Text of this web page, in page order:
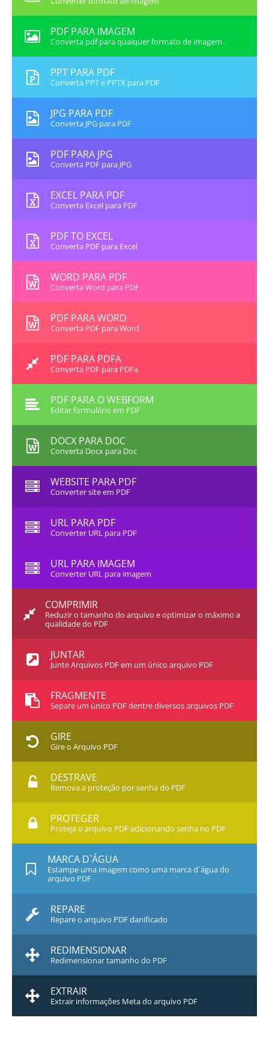
PDF PARA IMAGEM
Converta pdf para qualquer formato de imagem
PPT PARA PDF
Converta PPT e PPTX para PDF
JPG PARA PDF
Converta JPG para PDF
PDF PARA JPG
Converta PDF para JPG
EXCEL PARA PDF
Converta Excel para PDF
PDF TO EXCEL
Converta PDF para Excel
WORD PARA PDF
Converta Word para PDF
PDF PARA WORD
Converta PDF para Word
PDF PARA PDFA
Converta PDF para PDFa
PDF PARA O WEBFORM
Editar formulário em PDF
DOCX PARA DOC
Converta Docx para Doc
WEBSITE PARA PDF
Converter site em PDF
URL PARA PDF
Converter URL para PDF
URL PARA IMAGEM
Converter URL para imagem
COMPRIMIR
Reduzir o tamanho do arquivo e optimizar o máximo a
qualidade do PDF
JUNTAR
Junte Arquivos PDF em um único arquivo PDF
FRAGMENTE
Separe um único PDF dentre diversos arquivos PDF
GIRE
Gire o Arquivo PDF
DESTRAVE
Remova a proteção por senha do PDF
PROTEGER
Proteja o arquivo PDF adicionando senha no PDF
MARCA D`ÁGUA
Estampe uma imagem como uma marca d`água do
arquivo PDF
REPARE
Repare o arquivo PDF danificado
REDIMENSIONAR
Redimensionar tamanho do PDF
EXTRAIR
Extrair informações Meta do arquivo PDF